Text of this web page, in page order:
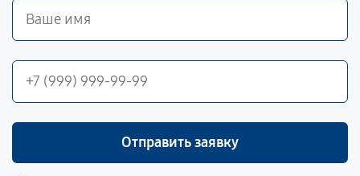
Отправить заявку